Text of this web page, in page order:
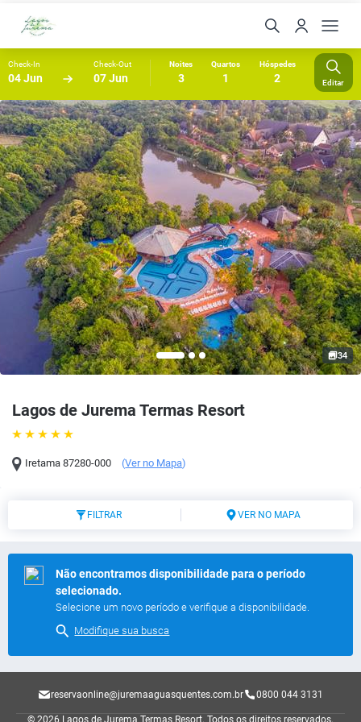
Check-In
04 Jun
Check-Out
07 Jun
Noites
3
Quartos
1
Hóspedes
2 Editar
Lagos de Jurema Termas Resort
Iretama 87280-000 (Ver no Mapa)
34
FILTRAR VER NO MAPA
Não encontramos disponibilidade para o período
selecionado.
Selecione um novo período e verifique a disponibilidade.
Modifique sua busca
reservaonline@juremaaguasquentes.com.br 0800 044 3131
© 2026 Lagos de Jurema Termas Resort. Todos os direitos reservados.